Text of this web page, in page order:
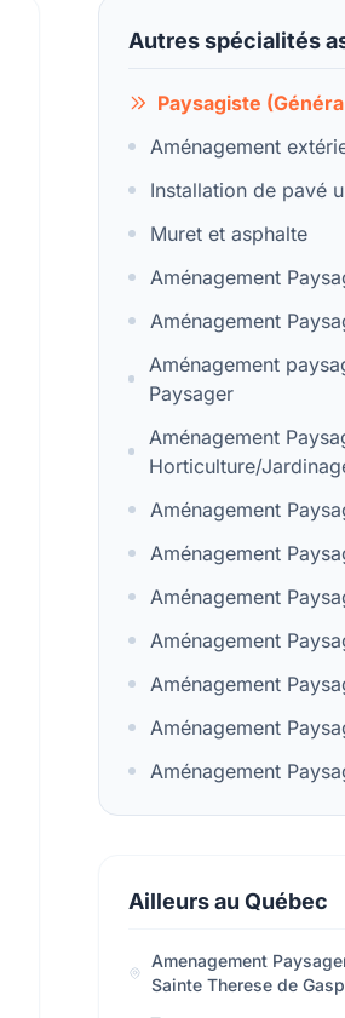
Autres spécialités
Paysagiste
Aménagement
Installation de pavé
Muret et asphalte
Aménagement
Aménagement
Aménagement
Paysager
Aménagement
Horticulture/
Aménagement
Aménagement
Aménagement
Aménagement
Aménagement
Aménagement
Aménagement
Ailleurs au Québec
Amenagement
Sainte Therese de